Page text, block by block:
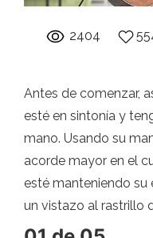
2404
Antes de comenzar,
esté en sintonía y
mano. Usando su
acorde mayor en el
esté manteniendo
un vistazo al rastrillo